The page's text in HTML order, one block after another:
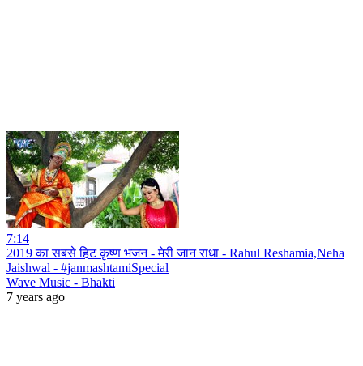
7:14
2019 का सबसे हिट कृष्ण भजन - मेरी जान राधा - Rahul Reshamia,Neha
Jaishwal - #janmashtamiSpecial
Wave Music - Bhakti
7 years ago